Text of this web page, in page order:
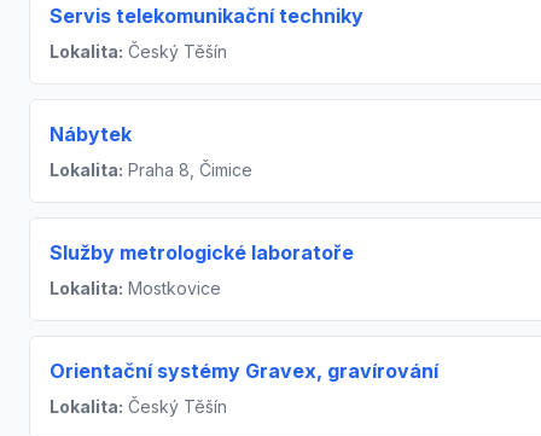
Servis telekomunikační techniky
Lokalita: Český Těšín
Nábytek
Lokalita: Praha 8, Čimice
Služby metrologické laboratoře
Lokalita: Mostkovice
Orientační systémy Gravex, gravírování
Lokalita: Český Těšín